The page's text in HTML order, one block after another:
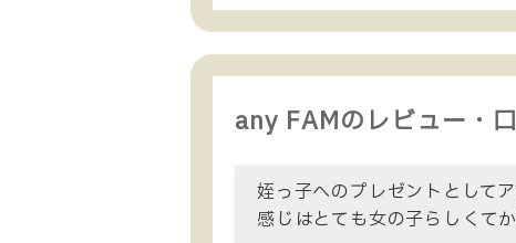
any FAMのレビュー・
姪っ子へのプレゼントとして
感じはとても女の子らしくて